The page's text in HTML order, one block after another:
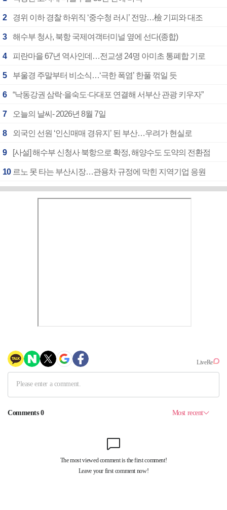
2 경위 이하 경찰 하위직 ‘중수청 러시’ 전망…檢 기피와 대조
3 해수부 청사, 북항 국제여객터미널 옆에 선다(종합)
4 피란마을 67년 역사인데…전교생 24명 아미초 통폐합 기로
5 부울경 주말부터 비소식…‘극한 폭염’ 한풀 꺾일 듯
6 “낙동강권 삼락·을숙도·다대포 연결해 서부산 관광 키우자”
7 오늘의 날씨- 2026년 8월 7일
8 외국인 선원 ‘인신매매 경유지’ 된 부산…우려가 현실로
9 [사설] 해수부 신청사 북항으로 확정, 해양수도 도약의 전환점
10 르노 못 타는 부산시장…관용차 규정에 막힌 지역기업 응원